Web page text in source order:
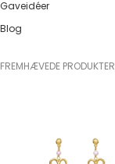
Gaveidéer
Blog
FREMHÆVEDE PRODUKTER